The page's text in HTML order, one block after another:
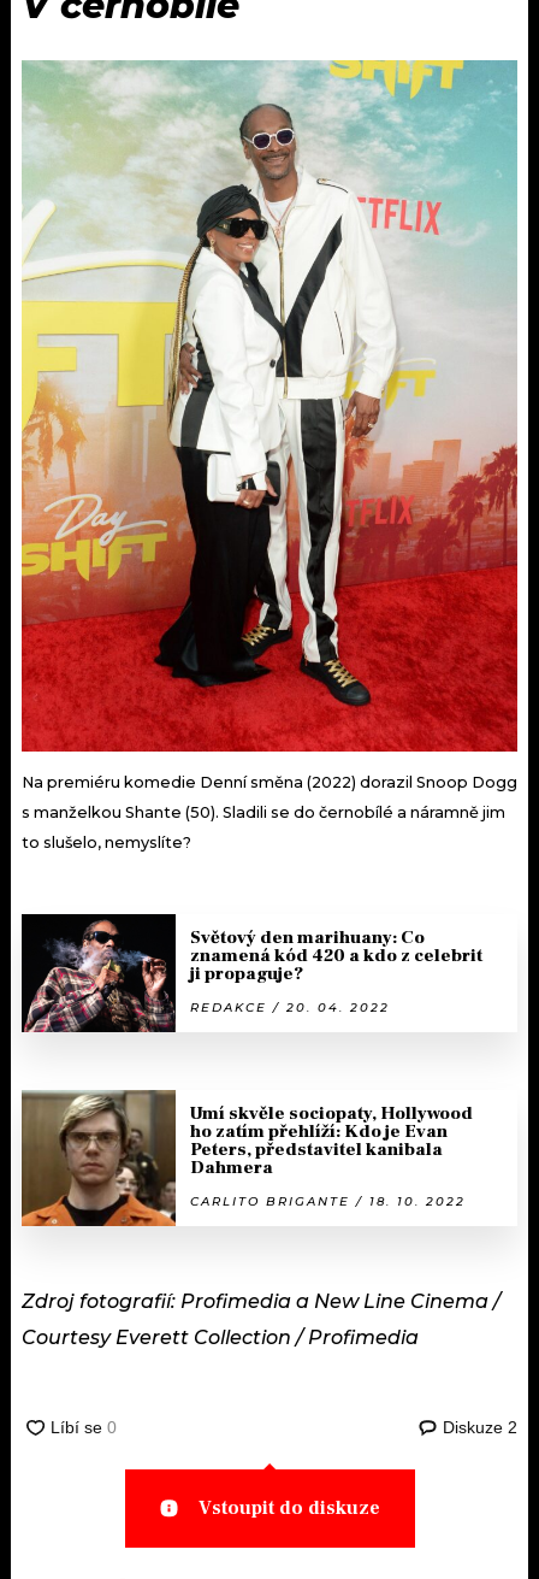
Na premiéru komedie Denní směna (2022) dorazil Snoop Dogg
s manželkou Shante (50). Sladili se do černobílé a náramně jim
to slušelo, nemyslíte?
Světový den marihuany: Co
znamená kód 420 a kdo z celebrit
ji propaguje?
REDAKCE / 20. 04. 2022
Umí skvěle sociopaty, Hollywood
ho zatím přehlíží: Kdo je Evan
Peters, představitel kanibala
Dahmera
CARLITO BRIGANTE / 18. 10. 2022
Zdroj fotografií: Profimedia a New Line Cinema /
Courtesy Everett Collection / Profimedia
Diskuze 2
Vstoupit do diskuze